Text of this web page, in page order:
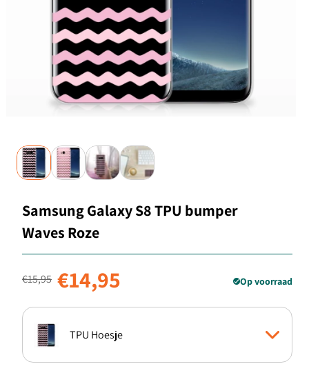
Samsung Galaxy S8 TPU bumper
Waves Roze
Normale prijs
€15,95
Aanbiedingsprijs
€14,95 Op voorraad
TPU Hoesje